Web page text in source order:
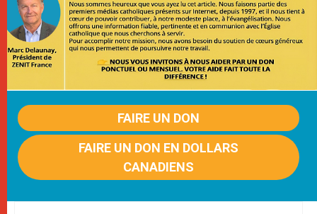
FAIRE UN DON
FAIRE UN DON EN DOLLARS
CANADIENS